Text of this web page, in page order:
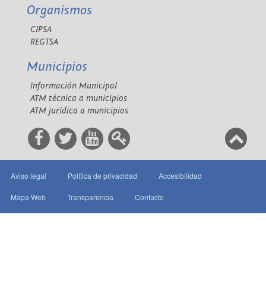
Organismos
CIPSA
REGTSA
Municipios
Información Municipal
ATM técnica a municipios
ATM jurídica a municipios
Aviso legal Política de privacidad Accesibilidad
Mapa Web Transparencia Contacto